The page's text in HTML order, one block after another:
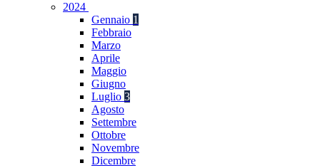
2024
Gennaio 1
Febbraio
Marzo
Aprile
Maggio
Giugno
Luglio 3
Agosto
Settembre
Ottobre
Novembre
Dicembre